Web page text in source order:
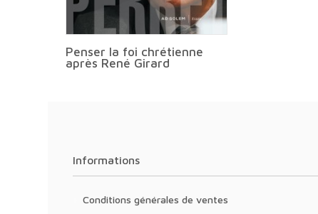
Penser la foi chrétienne
après René Girard
Informations
Conditions générales de ventes